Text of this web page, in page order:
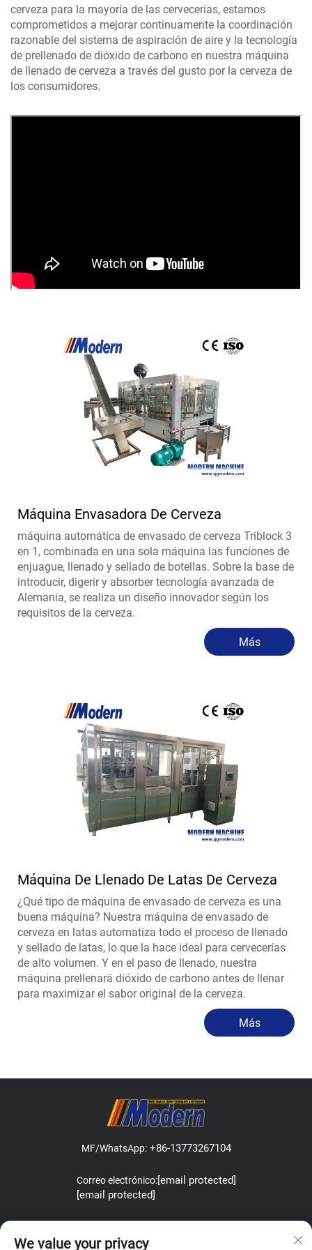
cerveza para la mayoría de las cervecerías, estamos
comprometidos a mejorar continuamente la coordinación
razonable del sistema de aspiración de aire y la tecnología
de prellenado de dióxido de carbono en nuestra máquina
de llenado de cerveza a través del gusto por la cerveza de
los consumidores.
Máquina Envasadora De Cerveza
máquina automática de envasado de cerveza Triblock 3
en 1, combinada en una sola máquina las funciones de
enjuague, llenado y sellado de botellas. Sobre la base de
introducir, digerir y absorber tecnología avanzada de
Alemania, se realiza un diseño innovador según los
requisitos de la cerveza.
Más
Máquina De Llenado De Latas De Cerveza
¿Qué tipo de máquina de envasado de cerveza es una
buena máquina? Nuestra máquina de envasado de
cerveza en latas automatiza todo el proceso de llenado
y sellado de latas, lo que la hace ideal para cervecerías
de alto volumen. Y en el paso de llenado, nuestra
máquina prellenará dióxido de carbono antes de llenar
para maximizar el sabor original de la cerveza.
Más
MF/WhatsApp:+86-13773267104
Correo electrónico:[email protected]
[email protected]
We value your privacy